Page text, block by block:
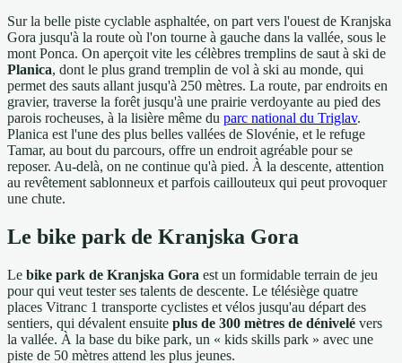
Sur la belle piste cyclable asphaltée, on part vers l'ouest de Kranjska
Gora jusqu'à la route où l'on tourne à gauche dans la vallée, sous le
mont Ponca. On aperçoit vite les célèbres tremplins de saut à ski de
Planica, dont le plus grand tremplin de vol à ski au monde, qui
permet des sauts allant jusqu'à 250 mètres. La route, par endroits en
gravier, traverse la forêt jusqu'à une prairie verdoyante au pied des
parois rocheuses, à la lisière même du parc national du Triglav.
Planica est l'une des plus belles vallées de Slovénie, et le refuge
Tamar, au bout du parcours, offre un endroit agréable pour se
reposer. Au-delà, on ne continue qu'à pied. À la descente, attention
au revêtement sablonneux et parfois caillouteux qui peut provoquer
une chute.
Le bike park de Kranjska Gora
Le bike park de Kranjska Gora est un formidable terrain de jeu
pour qui veut tester ses talents de descente. Le télésiège quatre
places Vitranc 1 transporte cyclistes et vélos jusqu'au départ des
sentiers, qui dévalent ensuite plus de 300 mètres de dénivelé vers
la vallée. À la base du bike park, un « kids skills park » avec une
piste de 50 mètres attend les plus jeunes.